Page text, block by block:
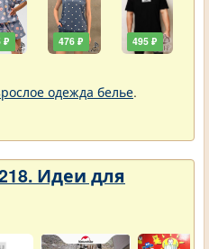
₽ 476 ₽ 495 ₽
одежда белье.
Идеи для